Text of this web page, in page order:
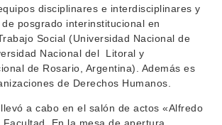
disciplinares e interdisciplinares y
posgrado interinstitucional en
Social (Universidad Nacional de
Nacional del Litoral y
de Rosario, Argentina). Además es
de Derechos Humanos.
a cabo en el salón de actos «Alfredo